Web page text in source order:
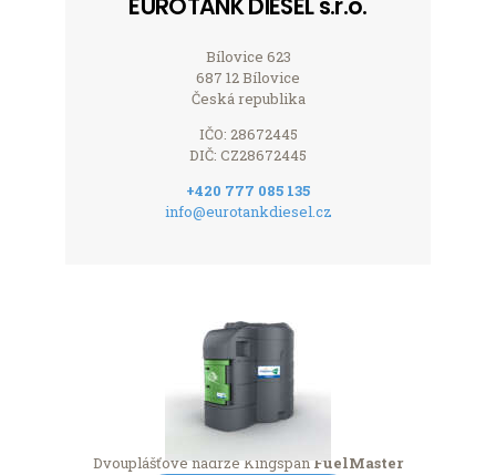
Bílovice 623
687 12 Bílovice
Česká republika
IČO: 28672445
DIČ: CZ28672445
+420 777 085 135
info@eurotankdiesel.cz
Dvouplášťové nádrže KingspanFuelMaster